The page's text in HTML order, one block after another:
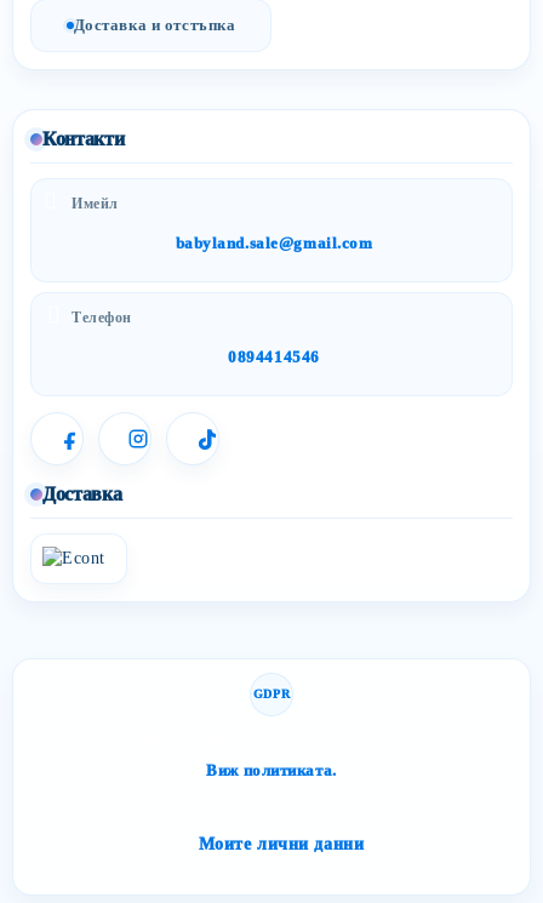
Доставка и отстъпка
Контакти
Имейл
babyland.sale@gmail.com
Телефон
0894414546
Доставка
GDPR
Виж политиката.
Моите лични данни